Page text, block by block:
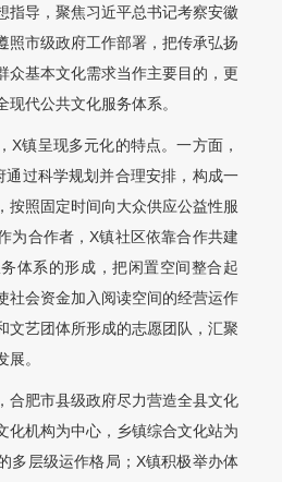
指导，聚焦习近平总书记考察安徽
照市级政府工作部署，把传承弘扬
众基本文化需求当作主要目的，更
代公共文化服务体系。
X镇呈现多元化的特点。一方面，
通过科学规划并合理安排，构成一
按照固定时间向大众供应公益性服
为合作者，X镇社区依靠合作共建
体系的形成，把闲置空间整合起
社会资金加入阅读空间的经营运作
文艺团体所形成的志愿团队，汇聚
。
合肥市县级政府尽力营造全县文化
化机构为中心，乡镇综合文化站为
多层级运作格局；X镇积极举办体